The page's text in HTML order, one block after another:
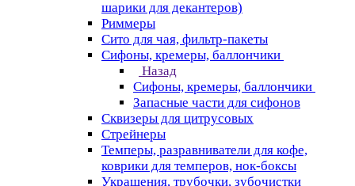
шарики для декантеров)
Риммеры
Сито для чая, фильтр-пакеты
Сифоны, кремеры, баллончики
Назад
Сифоны, кремеры, баллончики
Запасные части для сифонов
Сквизеры для цитрусовых
Стрейнеры
Темперы, разравниватели для кофе,
коврики для темперов, нок-боксы
Украшения, трубочки, зубочистки